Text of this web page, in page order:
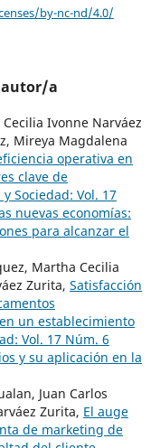
by-nc-nd/4.0/
autor/a
Ivonne Narváez
Mireya Magdalena
operativa en
clave de
Sociedad: Vol. 17
nuevas economías:
para alcanzar el
Martha Cecilia
Zurita, Satisfacción
un establecimiento
Vol. 17 Núm. 6
y su aplicación en la
Juan Carlos
Zurita, El auge
de marketing de